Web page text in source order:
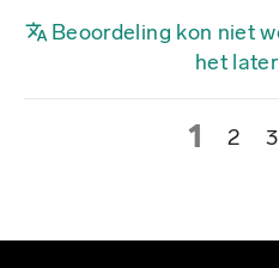
Beoordeling kon niet
het
1 2 3